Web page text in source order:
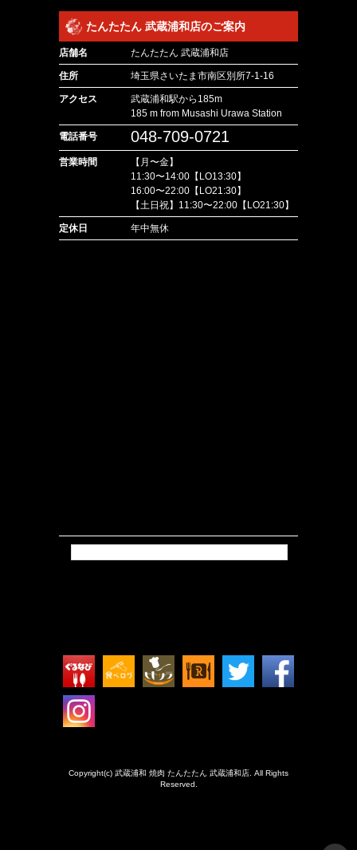
たんたたん 武蔵浦和店のご案内
店舗名 たんたたん 武蔵浦和店
住所 埼玉県さいたま市南区別所7-1-16
アクセス
武蔵浦和駅から185m
185 m from Musashi Urawa Station
電話番号 048-709-0721
営業時間
【月〜金】
11:30〜14:00【LO13:30】
16:00〜22:00【LO21:30】
【土日祝】11:30〜22:00【LO21:30】
定休日 年中無休
Copyright(c) 武蔵浦和 焼肉 たんたたん 武蔵浦和店. All Rights
Reserved.